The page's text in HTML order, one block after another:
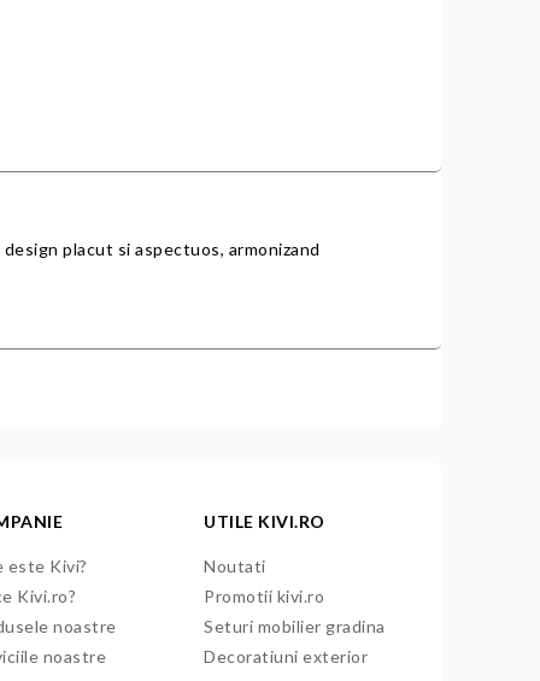
placut si aspectuos, armonizand
este Kivi?
Kivi.ro?
noastre
noastre
UTILE KIVI.RO
Noutati
Promotii kivi.ro
Seturi mobilier gradina
Decoratiuni exterior